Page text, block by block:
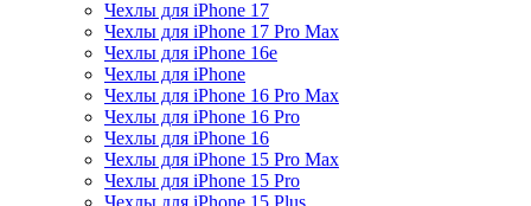
Чехлы для iPhone 17
Чехлы для iPhone 17 Pro Max
Чехлы для iPhone 16e
Чехлы для iPhone
Чехлы для iPhone 16 Pro Max
Чехлы для iPhone 16 Pro
Чехлы для iPhone 16
Чехлы для iPhone 15 Pro Max
Чехлы для iPhone 15 Pro
Чехлы для iPhone 15 Plus